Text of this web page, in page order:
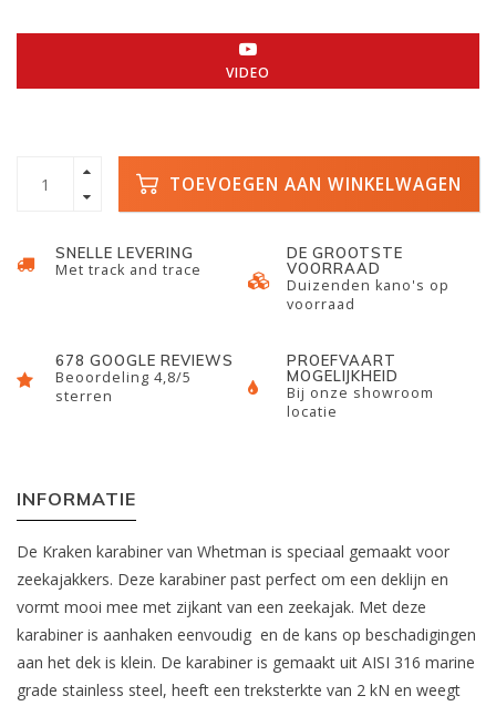
VIDEO
TOEVOEGEN AAN WINKELWAGEN
SNELLE LEVERING
Met track and trace
DE GROOTSTE
VOORRAAD
Duizenden kano's op
voorraad
678 GOOGLE REVIEWS
Beoordeling 4,8/5
sterren
PROEFVAART
MOGELIJKHEID
Bij onze showroom
locatie
INFORMATIE
De Kraken karabiner van Whetman is speciaal gemaakt voor
zeekajakkers. Deze karabiner past perfect om een deklijn en
vormt mooi mee met zijkant van een zeekajak. Met deze
karabiner is aanhaken eenvoudig en de kans op beschadigingen
aan het dek is klein. De karabiner is gemaakt uit AISI 316 marine
grade stainless steel, heeft een treksterkte van 2 kN en weegt